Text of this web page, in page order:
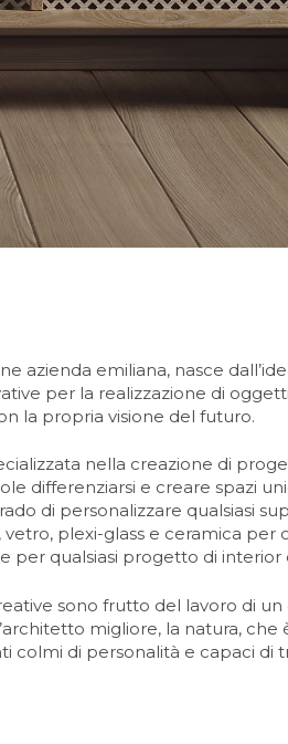
azienda emiliana, nasce
per la realizzazione di
la propria visione del futuro.
nella creazione di
differenziarsi e creare spazi
di personalizzare qualsiasi
vetro, plexi-glass e ceramica
per qualsiasi progetto di interior
sono frutto del lavoro di
migliore, la natura,
colmi di personalità e capaci di